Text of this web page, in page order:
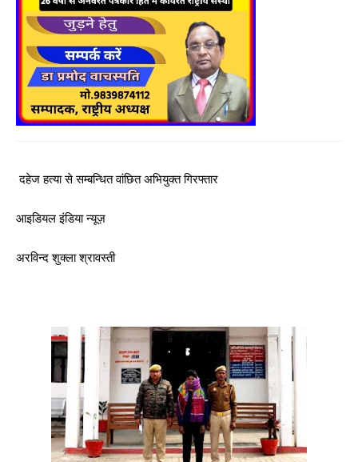
दहेज हत्या से सम्बन्धित वांछित अभियुक्त गिरफ्तार
आइडियल इंडिया न्यूज़
अरविन्द शुक्ला श्रावस्ती